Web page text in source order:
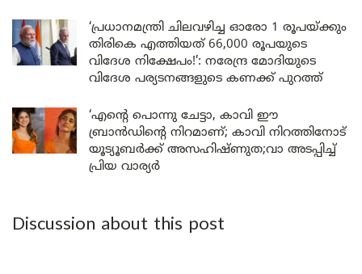
‘പ്രധാനമന്ത്രി ചിലവഴിച്ച ഓരോ 1 രൂപയ്ക്കും
തിരികെ എത്തിയത് 66,000 രൂപയുടെ
വിദേശ നിക്ഷേപം!’: നരേന്ദ്ര മോദിയുടെ
വിദേശ പര്യടനങ്ങളുടെ കണക്ക് പുറത്ത്
‘എന്റെ പൊന്നു ചേട്ടാ, കാവി ഈ
ബ്രാൻഡിന്റെ നിറമാണ്; കാവി നിറത്തിനോട്
യൂട്യൂബർക്ക് അസഹിഷ്ണുത;വാ അടപ്പിച്ച്
പ്രിയ വാര്യർ
Discussion about this post